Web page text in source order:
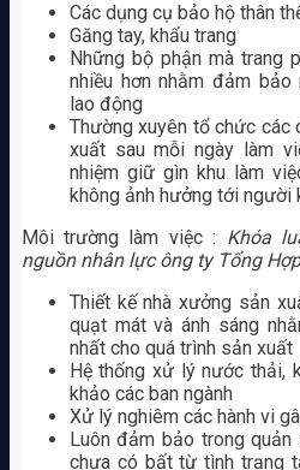
Các dụng cụ bảo hộ thân
Găng tay, khẩu trang
Những bộ phận mà trang
nhiều hơn nhằm đảm
lao động
Thường xuyên tổ chức các
xuất sau mỗi ngày làm
nhiệm giữ gìn khu làm
không ảnh hưởng tới người
Môi trường làm việc : Khóa
nguồn nhân lực ông ty Tổng
Thiết kế nhà xưởng sản
quạt mát và ánh sáng
nhất cho quá trình sản xuất
Hệ thống xử lý nước thải,
khảo các ban ngành
Xử lý nghiêm các hành vi
Luôn đảm bảo trong
chưa có bất từ tình trạng